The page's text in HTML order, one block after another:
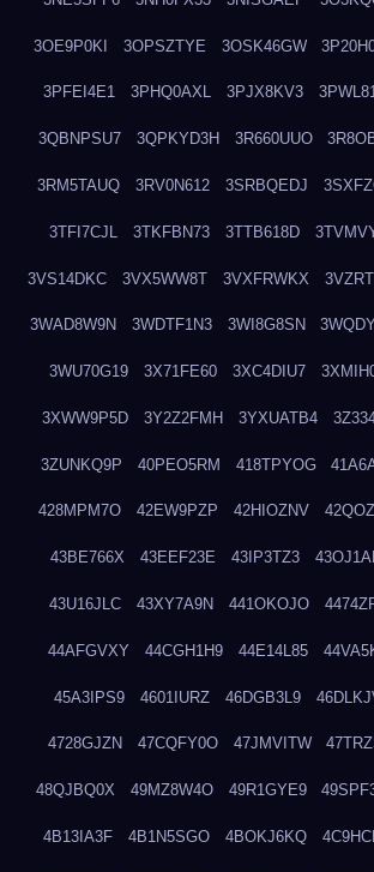
3OE9P0KI 3OPSZTYE 3OSK46GW
3PFEI4E1 3PHQ0AXL 3PJX8KV3
3QBNPSU7 3QPKYD3H 3R660UUO
3RM5TAUQ 3RV0N612 3SRBQEDJ
3TFI7CJL 3TKFBN73 3TTB618D
3VS14DKC 3VX5WW8T 3VXFRWKX
3WAD8W9N 3WDTF1N3 3WI8G8SN
3WU70G19 3X71FE60 3XC4DIU7
3XWW9P5D 3Y2Z2FMH 3YXUATB4
3ZUNKQ9P 40PEO5RM 418TPYOG
428MPM7O 42EW9PZP 42HIOZNV
43BE766X 43EEF23E 43IP3TZ3
43U16JLC 43XY7A9N 441OKOJO
44AFGVXY 44CGH1H9 44E14L85
45A3IPS9 4601IURZ 46DGB3L9
4728GJZN 47CQFY0O 47JMVITW
48QJBQ0X 49MZ8W4O 49R1GYE9
4B13IA3F 4B1N5SGO 4BOKJ6KQ